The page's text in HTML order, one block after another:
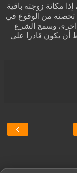
مكانة زوجته باقية
تحصنه من الوقوع في
اخرى وسمح الشرع
في بيته 4 نساء بشرط أن يكون قادرا على
›